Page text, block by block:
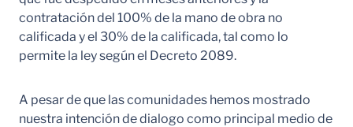
contratación del 100% de la mano de obra no
calificada y el 30% de la calificada, tal como lo
permite la ley según el Decreto 2089.
A pesar de que las comunidades hemos mostrado
nuestra intención de dialogo como principal medio de